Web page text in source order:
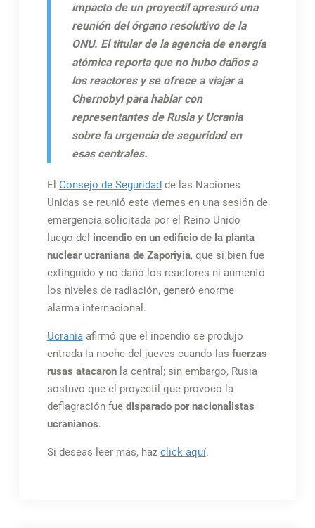
impacto de un proyectil apresuró una
reunión del órgano resolutivo de la
ONU. El titular de la agencia de energía
atómica reporta que no hubo daños a
los reactores y se ofrece a viajar a
Chernobyl para hablar con
representantes de Rusia y Ucrania
sobre la urgencia de seguridad en
esas centrales.
El Consejo de Seguridadde las Naciones
Unidas se reunió este viernes en una sesión de
emergencia solicitada por el Reino Unido
luego del incendio en un edificio de la planta
nuclear ucraniana de Zaporiyia, que si bien fue
extinguido y no dañó los reactores ni aumentó
los niveles de radiación, generó enorme
alarma internacional.
Ucraniaafirmó que el incendio se produjo
entrada la noche del jueves cuando las fuerzas
rusas atacaronla central; sin embargo, Rusia
sostuvo que el proyectil que provocó la
deflagración fue disparado por nacionalistas
ucranianos.
Si deseas leer más, haz click aquí.